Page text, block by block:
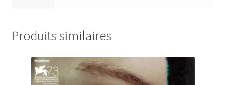
Produits similaires